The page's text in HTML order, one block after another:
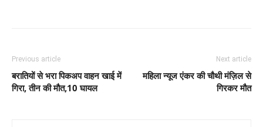
Previous article
बरातियों से भरा पिकअप वाहन खाई में
गिरा, तीन की मौत,10 घायल
Next article
महिला न्यूज एंकर की चौथी मंज़िल से
गिरकर मौत